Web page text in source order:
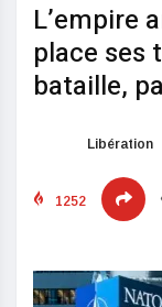
L’empire
place ses
bataille,
Libération
1252